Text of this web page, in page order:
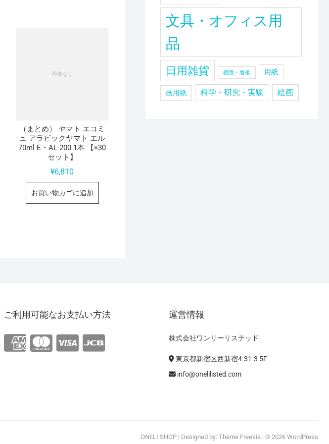
（まとめ） ヤマト エコミ
ュ アラビックヤマト エル
70ml E・AL-200 1本 【×30
セット】
¥6,810
お買い物カゴに追加
文具・オフィス用
品
日用雑貨 標識・看板 用紙
画用紙 科学・研究・実験 絵画
ご利用可能なお支払い方法 運営情報
株式会社ワンリーリステッド
東京都新宿区西新宿4-31-3 5F
info@onelilisted.com
ONELI SHOP | Designed by: Theme Freesia | © 2026 WordPress